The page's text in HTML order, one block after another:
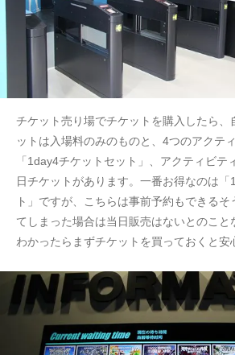
チケット売り場でチケットを購入したら、
ットは入場料のみのものと、4つのアクテ
「1day4チケットセット」、アクティビテ
日チケットがあります。一番お得なのは「
ト」ですが、こちらは事前予約もできる
てしまった場合は当日販売はないとのこと
わかったらまずチケットを買っておくと安